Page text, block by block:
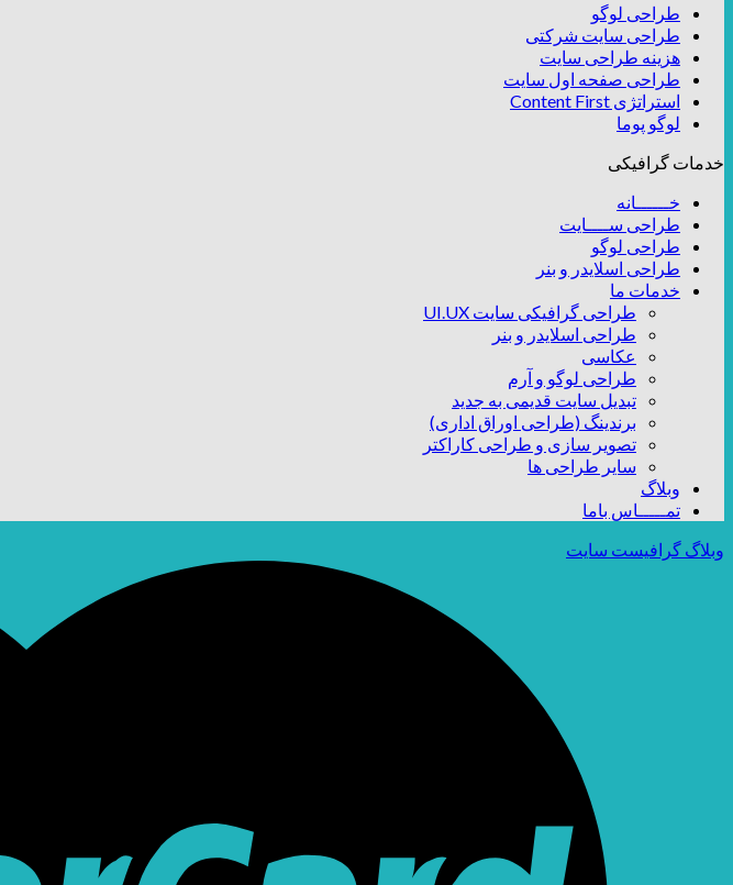
طراحی لوگو
طراحی سایت شرکتی
هزینه طراحی سایت
طراحی صفحه اول سایت
استراتژی Content First
لوگو پوما
خدمات گرافیکی
خــــــانه
طراحی ســــایت
طراحی لوگو
طراحی اسلایدر و بنر
خدمات ما
طراحی گرافیکی سایت UI.UX
طراحی اسلایدر و بنر
عکاسی
طراحی لوگو و آرم
تبدیل سایت قدیمی به جدید
برندینگ (طراحی اوراق اداری)
تصویر سازی و طراحی کاراکتر
سایر طراحی ها
وبلاگ
تمـــــاس باما
وبلاگ گرافیست سایت